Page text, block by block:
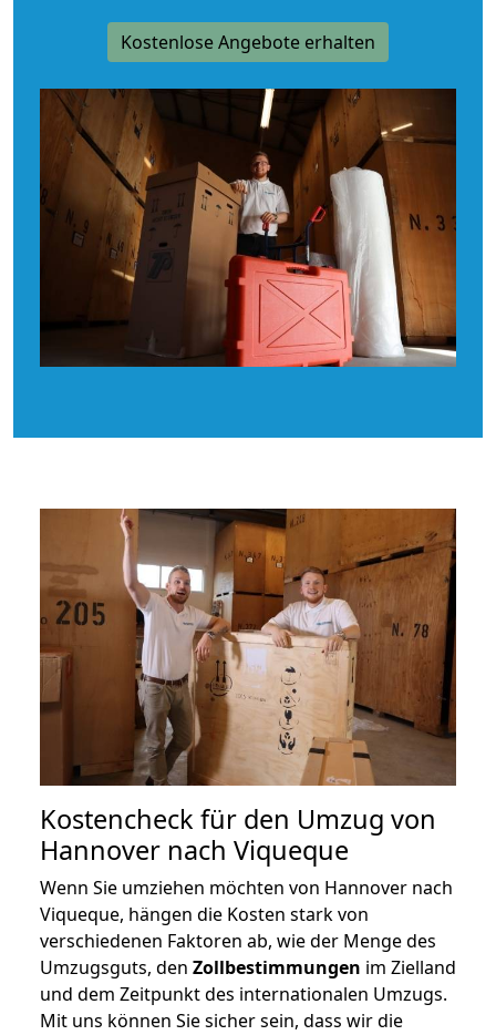
Kostenlose Angebote erhalten
Kostencheck für den Umzug von
Hannover nach Viqueque
Wenn Sie umziehen möchten von Hannover nach
Viqueque, hängen die Kosten stark von
verschiedenen Faktoren ab, wie der Menge des
Umzugsguts, den Zollbestimmungen im Zielland
und dem Zeitpunkt des internationalen Umzugs.
Mit uns können Sie sicher sein, dass wir die